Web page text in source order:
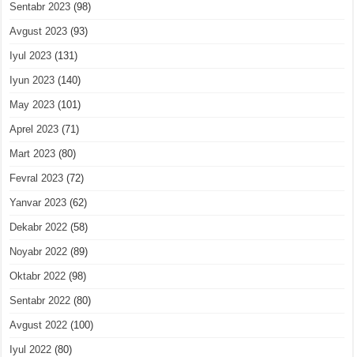
Sentabr 2023 (98)
Avgust 2023 (93)
Iyul 2023 (131)
Iyun 2023 (140)
May 2023 (101)
Aprel 2023 (71)
Mart 2023 (80)
Fevral 2023 (72)
Yanvar 2023 (62)
Dekabr 2022 (58)
Noyabr 2022 (89)
Oktabr 2022 (98)
Sentabr 2022 (80)
Avgust 2022 (100)
Iyul 2022 (80)